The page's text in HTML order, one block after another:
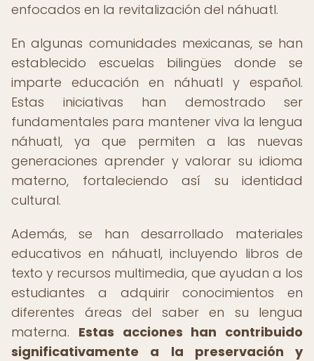
enfocados en la revitalización del náhuatl.
En algunas comunidades mexicanas, se han
establecido escuelas bilingües donde se
imparte educación en náhuatl y español.
Estas iniciativas han demostrado ser
fundamentales para mantener viva la lengua
náhuatl, ya que permiten a las nuevas
generaciones aprender y valorar su idioma
materno, fortaleciendo así su identidad
cultural.
Además, se han desarrollado materiales
educativos en náhuatl, incluyendo libros de
texto y recursos multimedia, que ayudan a los
estudiantes a adquirir conocimientos en
diferentes áreas del saber en su lengua
materna. Estas acciones han contribuido
significativamente a la preservación y